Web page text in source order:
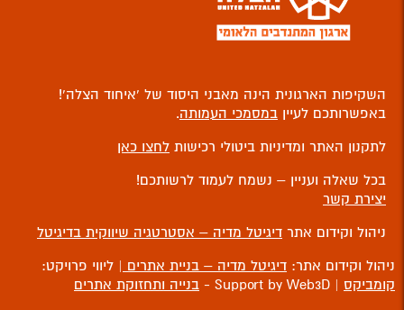
השקיפות הארגונית הינה מאבני היסוד של ‘איחוד הצלה’!
באפשרותכם לעיין במסמכי העמותה.
לתקנון האתר ומדיניות ביטולי רכישות לחצו כאן
בכל שאלה ועניין – נשמח לעמוד לרשותכם!
יצירת קשר
ניהול וקידום אתר דיגיטל מדיה – אסטרטגיה שיווקית בדיגיטל
ניהול וקידום אתר: דיגיטל מדיה – בניית אתרים | ליווי פרויקט:
קומביקס | Support by Web3D -
בנייה ותחזוקת אתרים